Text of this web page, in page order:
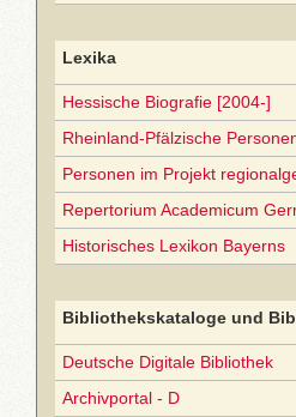
Lexika
Hessische Biografie [2004-]
Rheinland-Pfälzische
Personen im Projekt
Repertorium Academicum
Historisches Lexikon Bayerns
Bibliothekskataloge und
Deutsche Digitale Bibliothek
Archivportal - D